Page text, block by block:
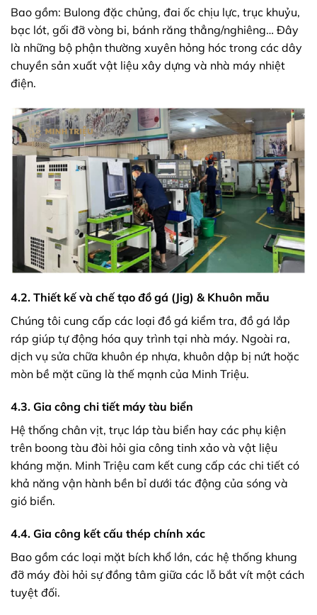
Bao gồm: Bulong đặc chủng, đai ốc chịu lực, trục khuỷu,
bạc lót, gối đỡ vòng bi, bánh răng thẳng/nghiêng… Đây
là những bộ phận thường xuyên hỏng hóc trong các dây
chuyền sản xuất vật liệu xây dựng và nhà máy nhiệt
điện.
4.2. Thiết kế và chế tạo đồ gá (Jig) & Khuôn mẫu
Chúng tôi cung cấp các loại đồ gá kiểm tra, đồ gá lắp
ráp giúp tự động hóa quy trình tại nhà máy. Ngoài ra,
dịch vụ sửa chữa khuôn ép nhựa, khuôn dập bị nứt hoặc
mòn bề mặt cũng là thế mạnh của Minh Triệu.
4.3. Gia công chi tiết máy tàu biển
Hệ thống chân vịt, trục láp tàu biển hay các phụ kiện
trên boong tàu đòi hỏi gia công tinh xảo và vật liệu
kháng mặn. Minh Triệu cam kết cung cấp các chi tiết có
khả năng vận hành bền bỉ dưới tác động của sóng và
gió biển.
4.4. Gia công kết cấu thép chính xác
Bao gồm các loại mặt bích khổ lớn, các hệ thống khung
đỡ máy đòi hỏi sự đồng tâm giữa các lỗ bắt vít một cách
tuyệt đối.